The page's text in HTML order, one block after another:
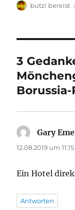
Autor
butzi bereist
3
Borussia-
Gary
12.08.2019 um
Ein Hotel
Antworten